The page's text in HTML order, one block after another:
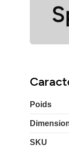
Poids
SKU